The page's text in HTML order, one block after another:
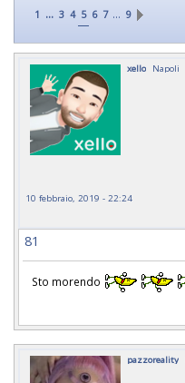
1 ... 3 4 5 6 7 … 9
xello Napoli
10 febbraio, 2019 - 22:24
81
Sto morendo
pazzoreality